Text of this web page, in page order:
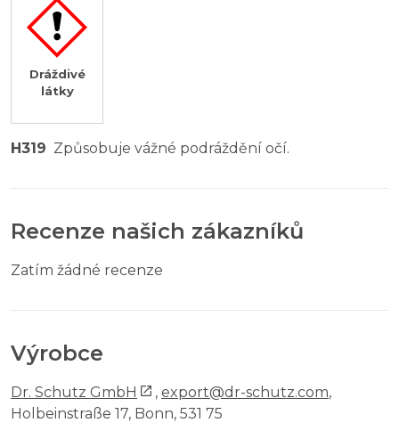
Dráždivé
látky
H319 Způsobuje vážné podráždění očí.
Recenze našich zákazníků
Zatím žádné recenze
Výrobce
Dr. Schutz GmbH , export@dr-schutz.com,
Holbeinstraße 17, Bonn, 531 75